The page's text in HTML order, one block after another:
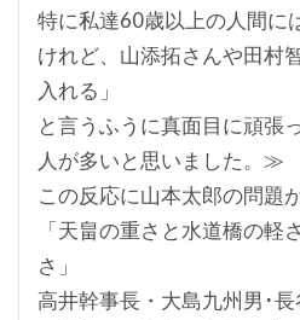
特に私達60歳以上の人間に
けれど、山添拓さんや田村
入れる」
と言うふうに真面目に頑張
人が多いと思いました。≫
この反応に山本太郎の問題
「天畠の重さと水道橋の軽
さ」
高井幹事長・大島九州男･